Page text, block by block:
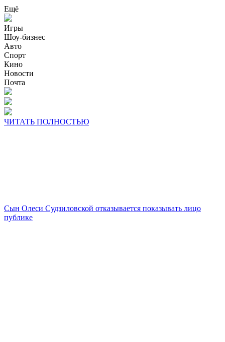
Ещё
Игры
Шоу-бизнес
Авто
Спорт
Кино
Новости
Почта
ЧИТАТЬ ПОЛНОСТЬЮ
Сын Олеси Судзиловской отказывается показывать лицо
публике